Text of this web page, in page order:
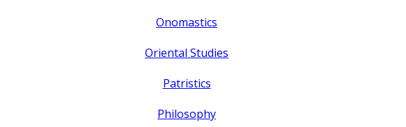
Onomastics
Oriental Studies
Patristics
Philosophy